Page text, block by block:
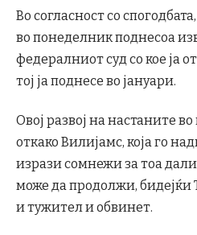
Во согласност со
во понеделник поднесоа
федералниот суд со кое ја
тој ја поднесе во јануари.
Овој развој на настаните
откако Вилијамс, која го
изрази сомнежи за тоа дали
може да продолжи,
и тужител и обвинет.